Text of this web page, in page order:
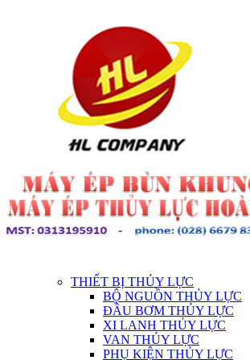
THIẾT BỊ THỦY LỰC
BỘ NGUỒN THỦY LỰC
ĐẦU BƠM THỦY LỰC
XI LANH THỦY LỰC
VAN THỦY LỰC
PHỤ KIỆN THỦY LỰC